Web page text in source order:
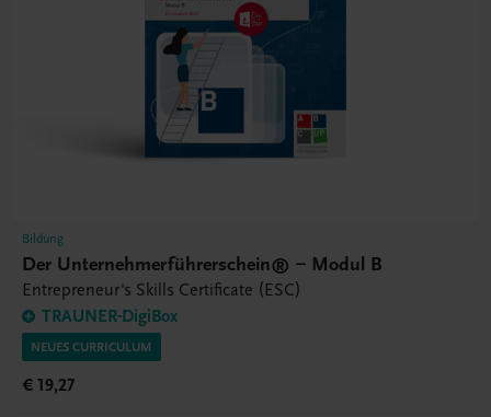
Bildung
Der Unternehmerführerschein® – Modul B
Entrepreneur's Skills Certificate (ESC)
TRAUNER-DigiBox
NEUES CURRICULUM
€ 19,27